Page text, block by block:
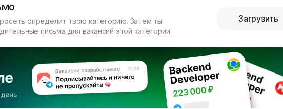
определит твою категорию. Затем ты
письма для вакансий этой категории
Загрузить